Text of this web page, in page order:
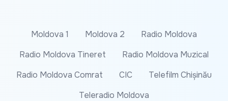
Moldova 1 Moldova 2
Radio Moldova
Radio Moldova Tineret
Radio Moldova Muzical
Radio Moldova Comrat
CIC
Telefilm Chișinău
Teleradio Moldova